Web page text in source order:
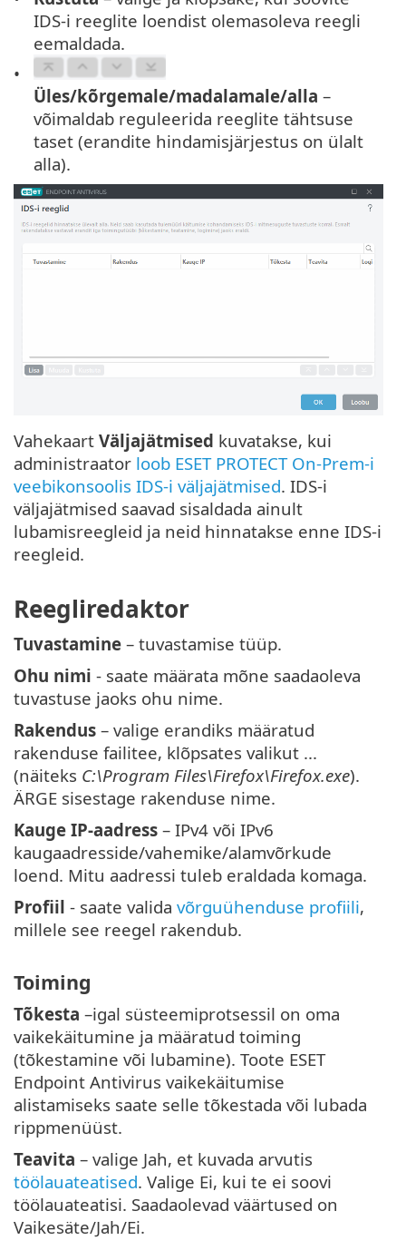
IDS-i reeglite loendist olemasoleva reegli
eemaldada.
Üles/kõrgemale/madalamale/alla –
võimaldab reguleerida reeglite tähtsuse
taset (erandite hindamisjärjestus on ülalt
alla).
Vahekaart Väljajätmised kuvatakse, kui
administraator loob ESET PROTECT On-Prem-i
veebikonsoolis IDS-i väljajätmised. IDS-i
väljajätmised saavad sisaldada ainult
lubamisreegleid ja neid hinnatakse enne IDS-i
reegleid.
Reegliredaktor
Tuvastamine – tuvastamise tüüp.
Ohu nimi - saate määrata mõne saadaoleva
tuvastuse jaoks ohu nime.
Rakendus – valige erandiks määratud
rakenduse failitee, klõpsates valikut ...
(näiteks C:\Program Files\Firefox\Firefox.exe).
ÄRGE sisestage rakenduse nime.
Kauge IP-aadress – IPv4 või IPv6
kaugaadresside/vahemike/alamvõrkude
loend. Mitu aadressi tuleb eraldada komaga.
Profiil - saate valida võrguühenduse profiili,
millele see reegel rakendub.
Toiming
Tõkesta –igal süsteemiprotsessil on oma
vaikekäitumine ja määratud toiming
(tõkestamine või lubamine). Toote ESET
Endpoint Antivirus vaikekäitumise
alistamiseks saate selle tõkestada või lubada
rippmenüüst.
Teavita – valige Jah, et kuvada arvutis
töölauateatised. Valige Ei, kui te ei soovi
töölauateatisi. Saadaolevad väärtused on
Vaikesäte/Jah/Ei.